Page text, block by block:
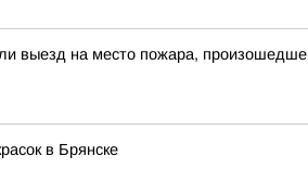
выезд на место пожара,
в Брянске